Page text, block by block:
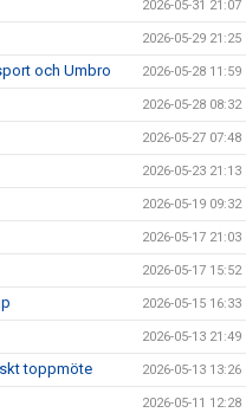
2026-05-31 21:07
2026-05-29 21:25
och Umbro 2026-05-28 11:59
2026-05-28 08:32
2026-05-27 07:48
2026-05-23 21:13
2026-05-19 09:32
2026-05-17 21:03
2026-05-17 15:52
2026-05-15 16:33
2026-05-13 21:49
toppmöte 2026-05-13 13:26
2026-05-11 12:28